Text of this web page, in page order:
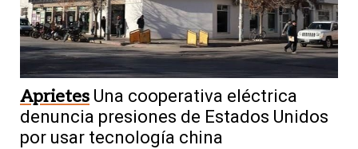
Aprietes Una cooperativa eléctrica
denuncia presiones de Estados Unidos
por usar tecnología china